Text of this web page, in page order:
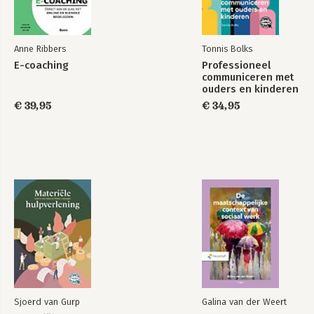
4 Univariaten - Spreidingsmaten
4.1 Variantie bij ongegroepeerde gegevens 42
44
4.3 Interkwartielafstand bij ongegroepeerde gegevens 46
4.4 Spreidingsmaten bij gegroepeerde gegevens 48
4.5 Boxplot 50
5.3 Verwachtingswaarde 56
5.4 Rekenregels voor kansen 58
5.5 Experiment met en zonder teruglegging 60
5.6 Vrijheidsgraden 62
6 Kansverdelingen
6.1 Normale verdeling 64
6.2 Standaardnormale verdeling 66
6.3 Overschrijdingskans 68
6.4 Binomiale verdeling 70
Anne Ribbers
E-coaching
€ 39,95
Tonnis Bolks
Professioneel
communiceren met
ouders en kinderen
€ 34,95
Sjoerd van Gurp Galina van der Weert